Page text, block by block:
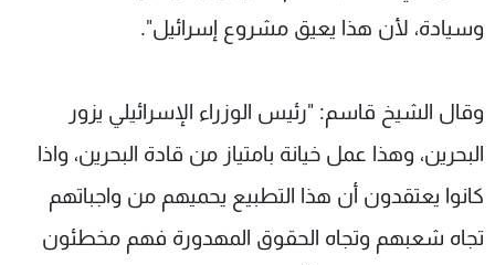
وسيادة، لأن هذا يعيق مشروع إسرائيل".
وقال الشيخ قاسم: "رئيس الوزراء الإسرائيلي يزور
البحرين، وهذا عمل خيانة بامتياز من قادة البحرين، واذا
كانوا يعتقدون أن هذا التطبيع يحميهم من واجباتهم
تجاه شعبهم وتجاه الحقوق المهدورة فهم مخطئون